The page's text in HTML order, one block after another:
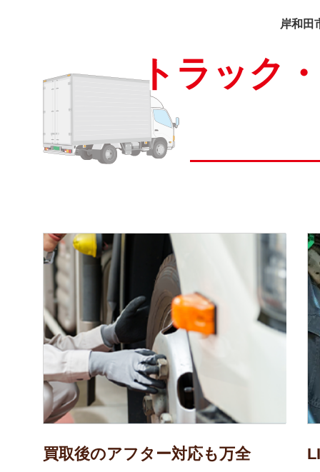
岸和田
トラック
買取後のアフター対応も万全